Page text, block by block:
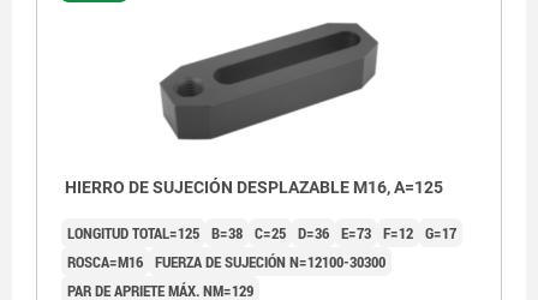
HIERRO DE SUJECIÓN DESPLAZABLE M16, A=125
LONGITUD TOTAL=125 B=38 C=25 D=36 E=73 F=12 G=17
ROSCA=M16 FUERZA DE SUJECIÓN N=12100-30300
PAR DE APRIETE MÁX. NM=129